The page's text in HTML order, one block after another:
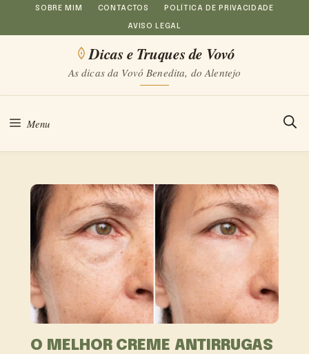
Saltar
para
conteúdo
SOBRE MIM CONTACTOS POLÍTICA DE PRIVACIDADE
AVISO LEGAL
Dicas e Truques de Vovó
As dicas da Vovó Benedita, do Alentejo
Menu
O MELHOR CREME ANTIRRUGAS